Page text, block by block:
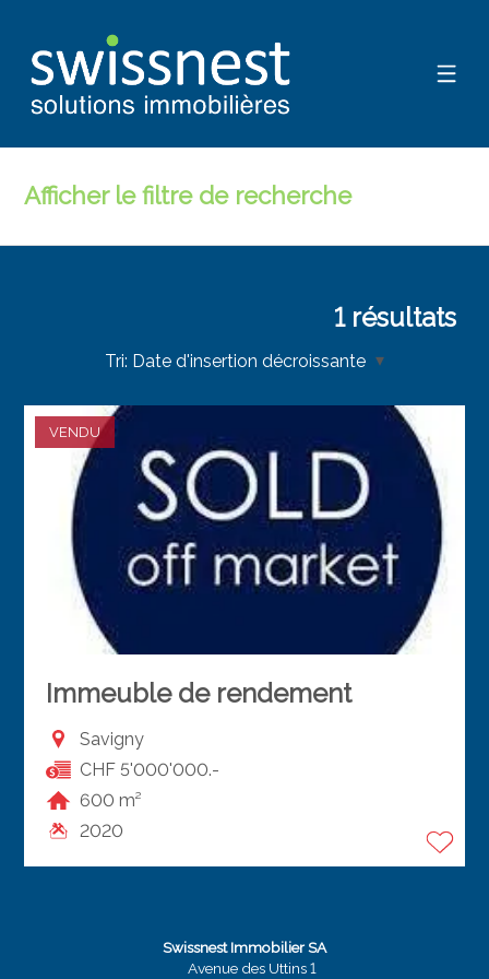
Afficher le filtre de recherche
1résultats
Tri: Date d'insertion décroissante
VENDU
Immeuble de rendement
Savigny
CHF 5'000'000.-
600 m²
2020
Swissnest Immobilier SA
Avenue des Uttins 1